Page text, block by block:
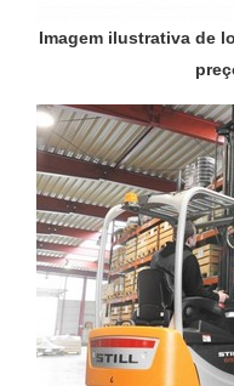
Imagem ilustrativa de